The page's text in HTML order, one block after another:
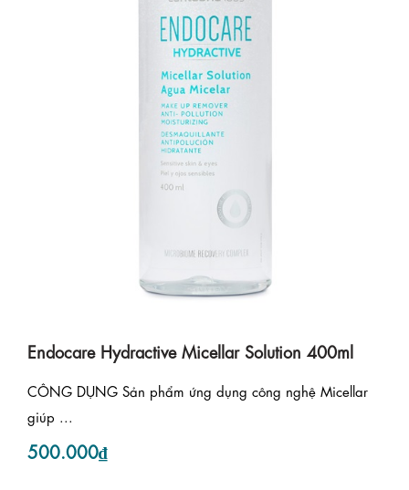
Endocare Hydractive Micellar Solution 400ml
CÔNG DỤNG Sản phẩm ứng dụng công nghệ Micellar
giúp ...
500.000₫